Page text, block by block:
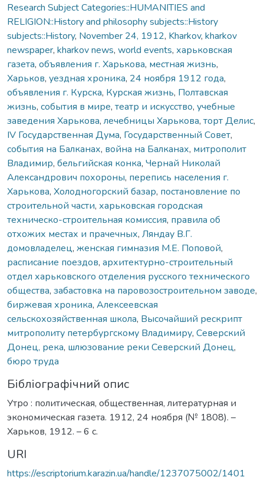
Research Subject Categories::HUMANITIES and
RELIGION::History and philosophy subjects::History
subjects::History, November 24, 1912, Kharkov, kharkov
newspaper, kharkov news, world events, харьковская
газета, объявления г. Харькова, местная жизнь,
Харьков, уездная хроника, 24 ноября 1912 года,
объявления г. Курска, Курская жизнь, Полтавская
жизнь, события в мире, театр и искусство, учебные
заведения Харькова, лечебницы Харькова, торт Делис,
IV Государственная Дума, Государственный Совет,
события на Балканах, война на Балканах, митрополит
Владимир, бельгийская конка, Чернай Николай
Александрович похороны, перепись населения г.
Харькова, Холодногорский базар, постановление по
строительной части, харьковская городская
техническо-строительная комиссия, правила об
отхожих местах и прачечных, Ляндау В.Г.
домовладелец, женская гимназия М.Е. Поповой,
расписание поездов, архитектурно-строительный
отдел харьковского отделения русского технического
общества, забастовка на паровозостроительном заводе,
биржевая хроника, Алексеевская
сельскохозяйственная школа, Высочайший рескрипт
митрополиту петербургскому Владимиру, Северский
Донец, река, шлюзование реки Северский Донец,
бюро труда
Бібліографічний опис
Утро : политическая, общественная, литературная и
экономическая газета. 1912, 24 ноября (№ 1808). –
Харьков, 1912. – 6 с.
URI
https://escriptorium.karazin.ua/handle/1237075002/1401